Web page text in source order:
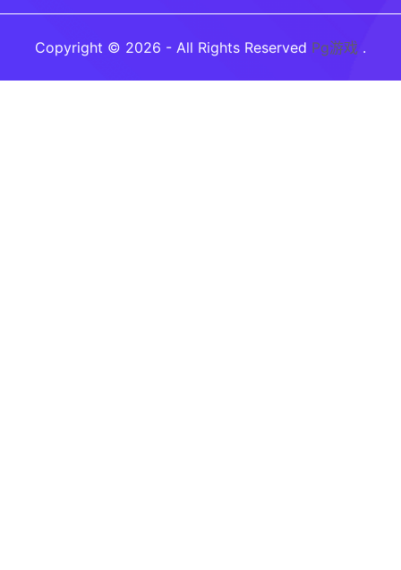
Copyright © 2026 - All Rights Reserved Pg游戏 .